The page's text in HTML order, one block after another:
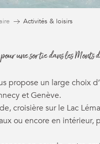
Activités & loisirs
une sortie dans les Monts
propose un large choix
et Genève.
croisière sur le Lac
ou encore en intérieur,